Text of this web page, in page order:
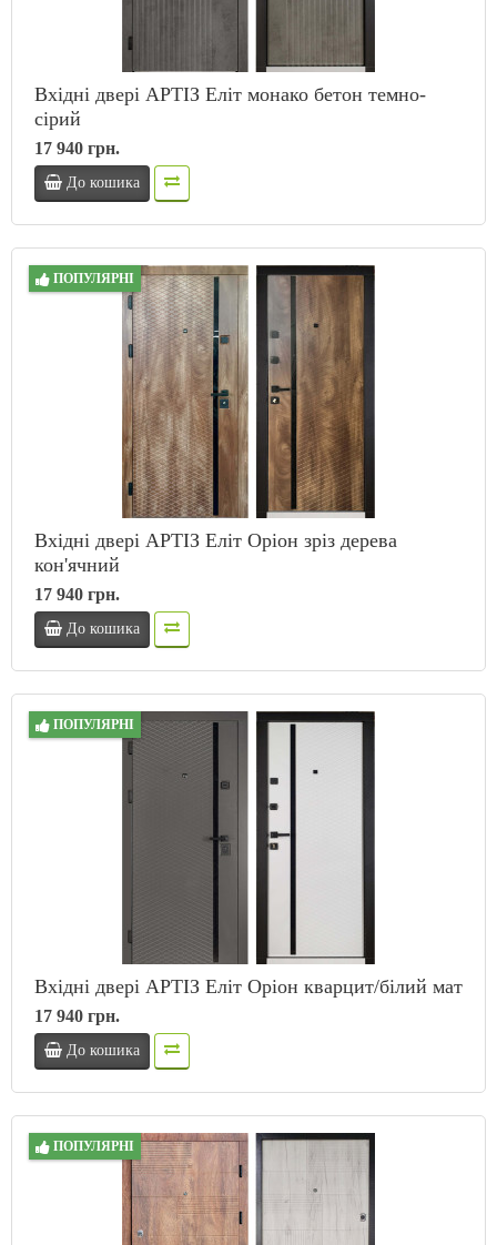
Вхідні двері АРТІЗ Еліт монако бетон темно-
сірий
17 940 грн.
До кошика
ПОПУЛЯРНІ
Вхідні двері АРТІЗ Еліт Оріон зріз дерева
кон'ячний
17 940 грн.
До кошика
ПОПУЛЯРНІ
Вхідні двері АРТІЗ Еліт Оріон кварцит/білий мат
17 940 грн.
До кошика
ПОПУЛЯРНІ